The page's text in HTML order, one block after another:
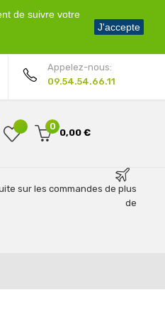
de suivre votre
J'accepte
Bienvenue !
Mon compte
Appelez-nous:
09.54.54.66.11
0
0,00 €
sur les commandes de plus
de